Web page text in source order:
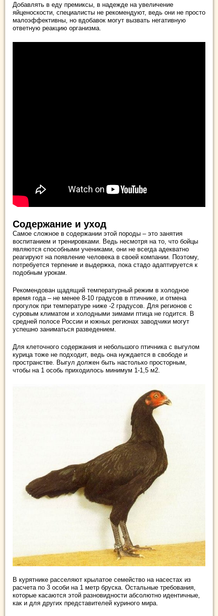
Добавлять в еду премиксы, в надежде на увеличение
яйценоскости, специалисты не рекомендуют, ведь они не просто
малоэффективны, но вдобавок могут вызвать негативную
ответную реакцию организма.
Содержание и уход
Самое сложное в содержании этой породы – это занятия
воспитанием и тренировками. Ведь несмотря на то, что бойцы
являются способными учениками, они не всегда адекватно
реагируют на появление человека в своей компании. Поэтому,
потребуется терпение и выдержка, пока стадо адаптируется к
подобным урокам.
Рекомендован щадящий температурный режим в холодное
время года – не менее 8-10 градусов в птичнике, и отмена
прогулок при температуре ниже -2 градусов. Для регионов с
суровым климатом и холодными зимами птица не годится. В
средней полосе России и южных регионах заводчики могут
успешно заниматься разведением.
Для клеточного содержания и небольшого птичника с выгулом
курица тоже не подходит, ведь она нуждается в свободе и
пространстве. Выгул должен быть настолько просторным,
чтобы на 1 особь приходилось минимум 1-1,5 м2.
В курятнике расселяют крылатое семейство на насестах из
расчета по 3 особи на 1 метр бруска. Остальные требования,
которые касаются этой разновидности абсолютно идентичные,
как и для других представителей куриного мира.